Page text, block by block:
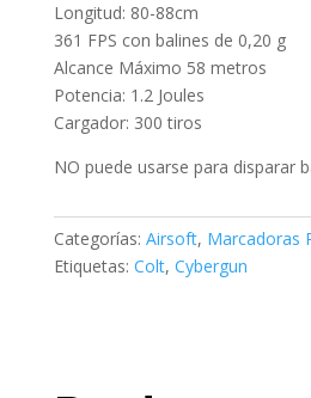
Longitud: 80-88cm
361 FPS con balines de 0,20 g
Alcance Máximo 58 metros
Potencia: 1.2 Joules
Cargador: 300 tiros
NO puede usarse para disparar
Categorías: Airsoft, Marcadoras
Etiquetas: Colt, Cybergun